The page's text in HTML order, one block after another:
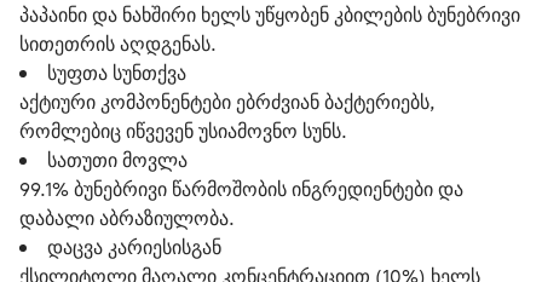
პაპაინი და ნახშირი ხელს უწყობენ კბილების ბუნებრივი
სითეთრის აღდგენას.
სუფთა სუნთქვა
აქტიური კომპონენტები ებრძვიან ბაქტერიებს,
რომლებიც იწვევენ უსიამოვნო სუნს.
სათუთი მოვლა
99.1% ბუნებრივი წარმოშობის ინგრედიენტები და
დაბალი აბრაზიულობა.
დაცვა კარიესისგან
ქსილიტოლი მაღალი კონცენტრაციით (10%) ხელს